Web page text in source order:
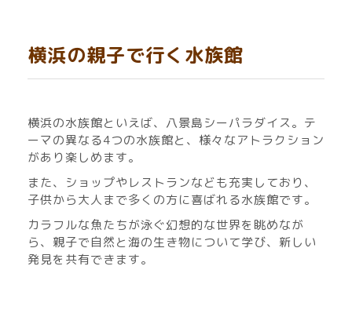
横浜の親子で行く水族館
横浜の水族館といえば、八景島シーパラダイス。テ
ーマの異なる4つの水族館と、様々なアトラクション
があり楽しめます。
また、ショップやレストランなども充実しており、
子供から大人まで多くの方に喜ばれる水族館です。
カラフルな魚たちが泳ぐ幻想的な世界を眺めなが
ら、親子で自然と海の生き物について学び、新しい
発見を共有できます。